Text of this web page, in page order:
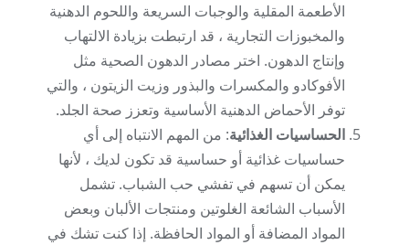
الأطعمة المقلية والوجبات السريعة واللحوم الدهنية
والمخبوزات التجارية ، قد ارتبطت بزيادة الالتهاب
وإنتاج الدهون. اختر مصادر الدهون الصحية مثل
الأفوكادو والمكسرات والبذور وزيت الزيتون ، والتي
توفر الأحماض الدهنية الأساسية وتعزز صحة الجلد.
الحساسيات الغذائية: من المهم الانتباه إلى أي
حساسيات غذائية أو حساسية قد تكون لديك ، لأنها
يمكن أن تسهم في تفشي حب الشباب. تشمل
الأسباب الشائعة الغلوتين ومنتجات الألبان وبعض
المواد المضافة أو المواد الحافظة. إذا كنت تشك في